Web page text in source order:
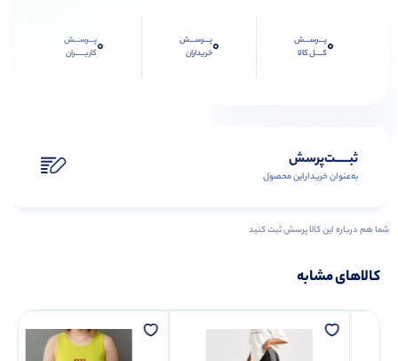
0پـــرســـش
کــــل کالا
0پـــرســـش
خریداران
0پـــرســـش
کاربـــــران
ثبـــــت‌پرسش
به‌عنوان ‌خریدار‌این‌ محصول
شما هم درباره این کالا پرسش ثبت کنید
کالاهای مشابه